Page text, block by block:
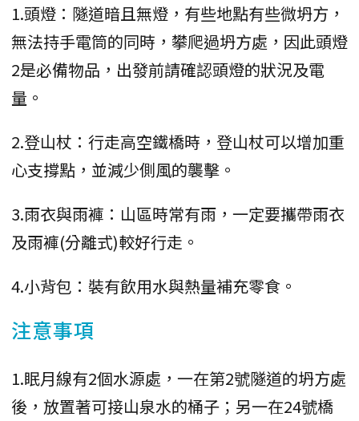
1.頭燈：隧道暗且無燈，有些地點有些微坍方，
無法持手電筒的同時，攀爬過坍方處，因此頭燈
2是必備物品，出發前請確認頭燈的狀況及電
量。
2.登山杖：行走高空鐵橋時，登山杖可以增加重
心支撐點，並減少側風的襲擊。
3.雨衣與雨褲：山區時常有雨，一定要攜帶雨衣
及雨褲(分離式)較好行走。
4.小背包：裝有飲用水與熱量補充零食。
注意事項
1.眠月線有2個水源處，一在第2號隧道的坍方處
後，放置著可接山泉水的桶子；另一在24號橋